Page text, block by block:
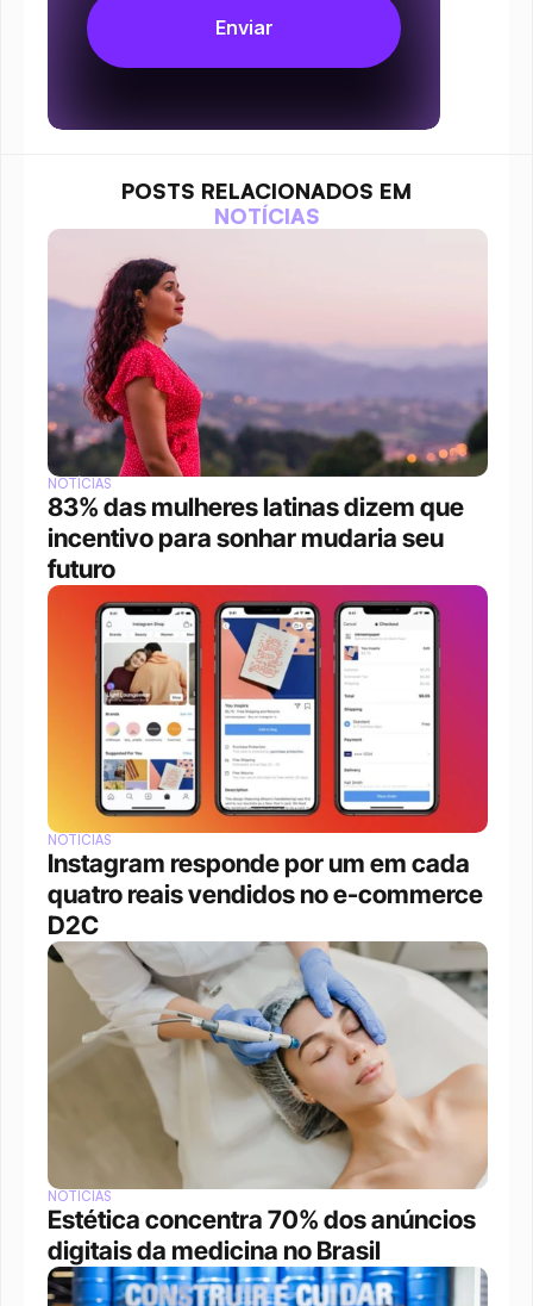
POSTS RELACIONADOS EM
NOTÍCIAS
NOTÍCIAS
83% das mulheres latinas dizem que
incentivo para sonhar mudaria seu
futuro
NOTÍCIAS
Instagram responde por um em cada
quatro reais vendidos no e-commerce
D2C
NOTÍCIAS
Estética concentra 70% dos anúncios
digitais da medicina no Brasil